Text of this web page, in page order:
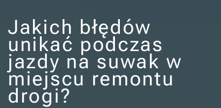
Jakich błędów
unikać podczas
jazdy na suwak w
miejscu remontu
drogi?